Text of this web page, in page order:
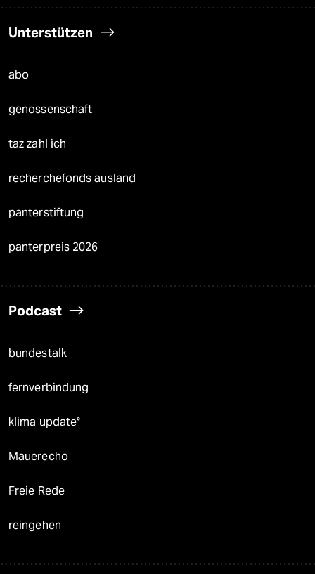
Unterstützen
abo
genossenschaft
taz zahl ich
recherchefonds ausland
panterstiftung
panterpreis 2026
Podcast
bundestalk
fernverbindung
klima update°
Mauerecho
Freie Rede
reingehen